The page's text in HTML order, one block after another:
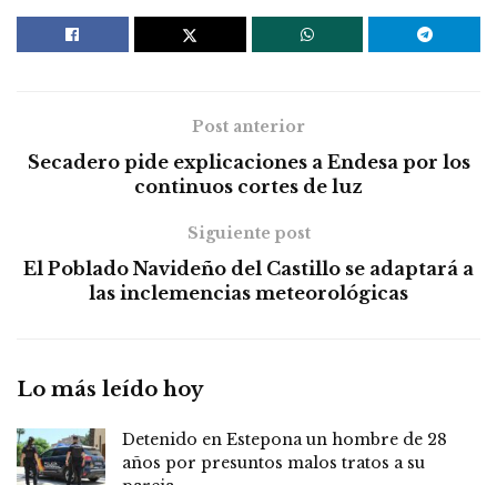
Post anterior
Secadero pide explicaciones a Endesa por los
continuos cortes de luz
Siguiente post
El Poblado Navideño del Castillo se adaptará a
las inclemencias meteorológicas
Lo más leído hoy
Detenido en Estepona un hombre de 28
años por presuntos malos tratos a su